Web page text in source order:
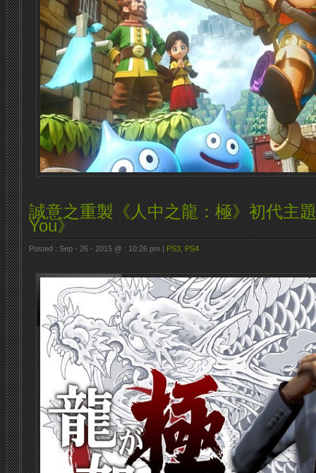
誠意之重製《人中之龍：極》初代主
You》
Posted : Sep - 26 - 2015 @ : 10:26 pm | PS3 PS4